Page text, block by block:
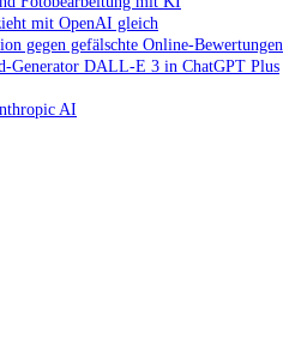
mit OpenAI gleich
gegen gefälschte Online-Bewertungen
Generator DALL-E 3 in ChatGPT Plus
AI